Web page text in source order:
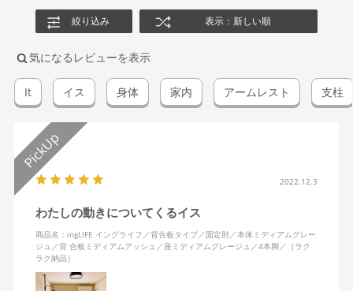
絞り込み 表示：新しい順
気になるレビューを表示
It イス 身体 家内 アームレスト 支柱
2022.12.3
わたしの動きについてくるイス
商品名：ingLIFE イングライフ／背合板タイプ／固定肘／本体ミディアムグレー
ジュ／背 合板ミディアムアッシュ／座ミディアムグレージュ／4本脚／［ラク
ラク納品］